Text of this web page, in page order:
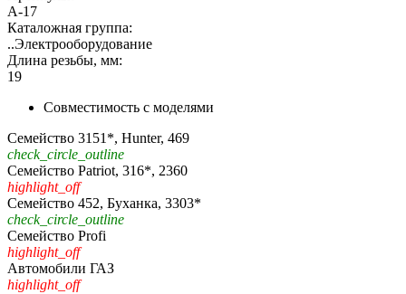
А-17
Каталожная группа:
..Электрооборудование
Длина резьбы, мм:
19
Совместимость с моделями
Семейство 3151*, Hunter, 469
check_circle_outline
Семейство Patriot, 316*, 2360
highlight_off
Семейство 452, Буханка, 3303*
check_circle_outline
Семейство Profi
highlight_off
Автомобили ГАЗ
highlight_off